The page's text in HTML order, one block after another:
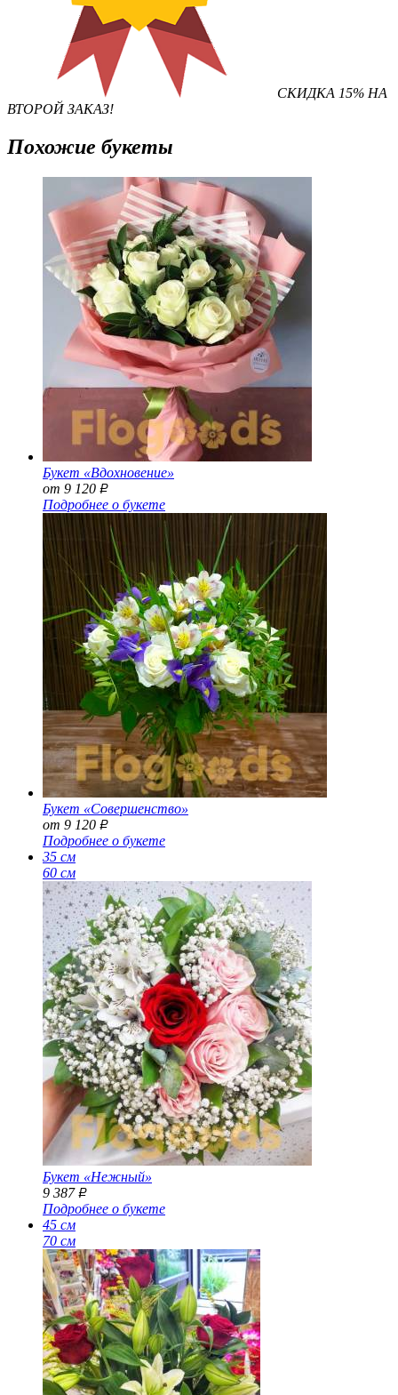
СКИДКА 15% НА
ВТОРОЙ ЗАКАЗ!
Похожие букеты
Букет «Вдохновение»
от 9 120 Р
Подробнее о букете
Букет «Совершенство»
от 9 120 Р
Подробнее о букете
35 см
60 см
Букет «Нежный»
9 387 Р
Подробнее о букете
45 см
70 см